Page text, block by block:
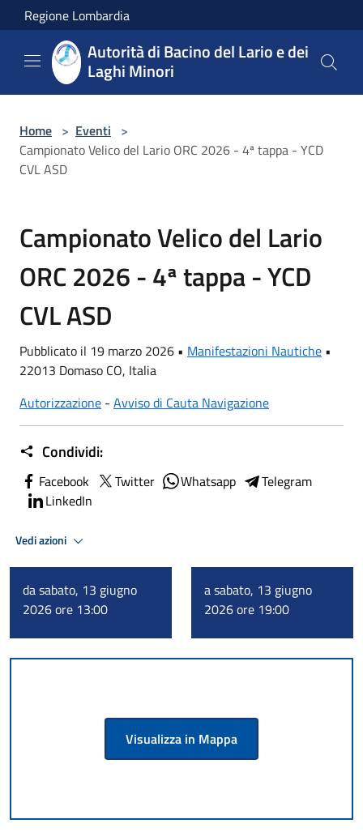
Salta al contenuto principale
Regione Lombardia
Autorità di Bacino del Lario e dei
Laghi Minori
Home > Eventi >
Campionato Velico del Lario ORC 2026 - 4ª tappa - YCD
CVL ASD
Campionato Velico del Lario
ORC 2026 - 4ª tappa - YCD
CVL ASD
Pubblicato il 19 marzo 2026 • Manifestazioni Nautiche •
22013 Domaso CO, Italia
Autorizzazione - Avviso di Cauta Navigazione
Condividi:
Facebook Twitter Whatsapp
Telegram
LinkedIn
Vedi azioni
da sabato, 13 giugno
2026 ore 13:00
a sabato, 13 giugno
2026 ore 19:00
Visualizza in Mappa